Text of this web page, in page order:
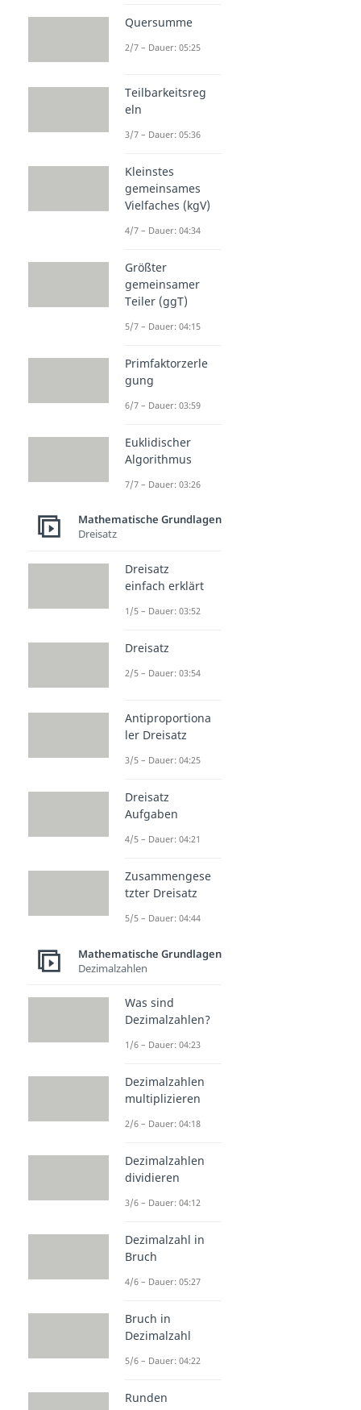
Quersumme
2/7 – Dauer: 05:25
Teilbarkeitsreg
eln
3/7 – Dauer: 05:36
Kleinstes
gemeinsames
Vielfaches (kgV)
4/7 – Dauer: 04:34
Größter
gemeinsamer
Teiler (ggT)
5/7 – Dauer: 04:15
Primfaktorzerle
gung
6/7 – Dauer: 03:59
Euklidischer
Algorithmus
7/7 – Dauer: 03:26
Mathematische Grundlagen
Dreisatz
Dreisatz
einfach erklärt
1/5 – Dauer: 03:52
Dreisatz
2/5 – Dauer: 03:54
Antiproportiona
ler Dreisatz
3/5 – Dauer: 04:25
Dreisatz
Aufgaben
4/5 – Dauer: 04:21
Zusammengese
tzter Dreisatz
5/5 – Dauer: 04:44
Mathematische Grundlagen
Dezimalzahlen
Was sind
Dezimalzahlen?
1/6 – Dauer: 04:23
Dezimalzahlen
multiplizieren
2/6 – Dauer: 04:18
Dezimalzahlen
dividieren
3/6 – Dauer: 04:12
Dezimalzahl in
Bruch
4/6 – Dauer: 05:27
Bruch in
Dezimalzahl
5/6 – Dauer: 04:22
Runden